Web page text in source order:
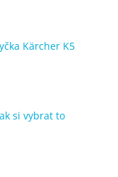
Kärcher K5
si vybrat to